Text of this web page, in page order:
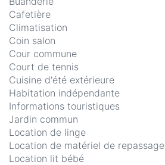
Cafetière
Climatisation
Coin salon
Cour commune
Court de tennis
Cuisine d'été extérieure
Habitation indépendante
Informations touristiques
Jardin commun
Location de linge
Location de matériel de repassage
Location lit bébé